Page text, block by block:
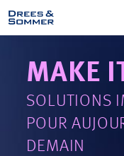
MAKE
SOLUTIONS
POUR
DEMAIN